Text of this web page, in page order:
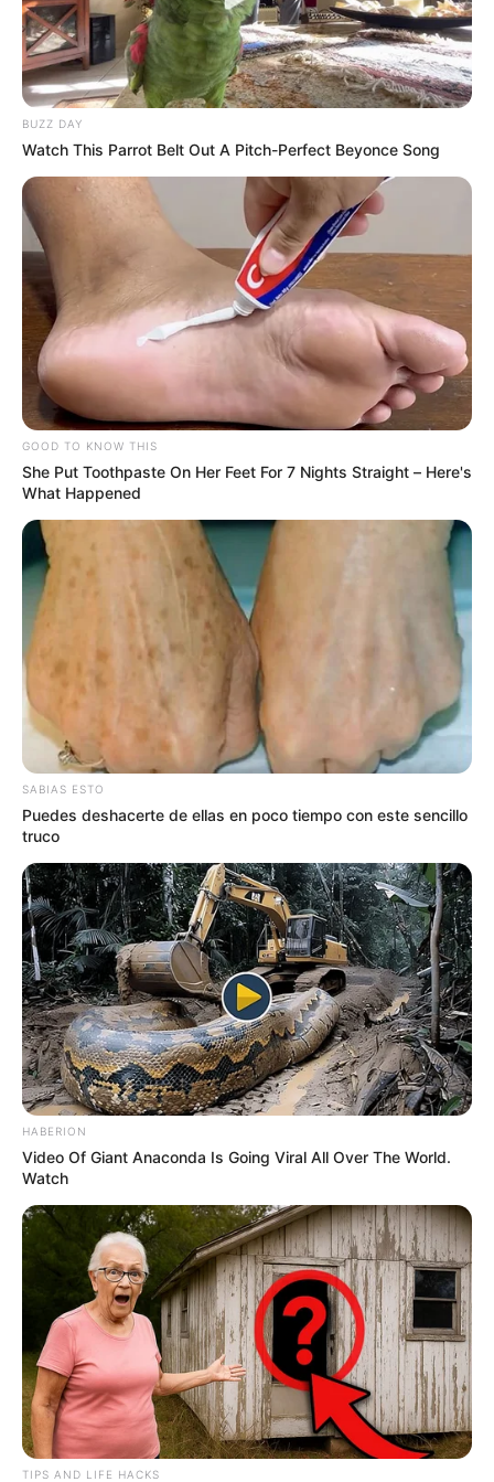
LURUACO
Luruaco enciende sus
fogones para celebrar la
versión 37 del Festival de
ATLÁNTICO
En Luruaco, Atlántico,
anuncian medidas para
Semana Santa:
restricciones al chupe y a
los picós
PLANES BARATOS PARA
PASAR EL FIN DE SEMANA
Luruaco, Atlántico se llena
de sabor con el Festival
LURUACO
invitan al Festival del
Dulce y al primer Festival
del Tamarindo en el sur
del Atlántico
MEDICAMENTOS
Luruaco por falta de
medicamentos: usuarios
se retirarían de la Nueva
EPS
NAVIDAD
Navidad en Arroyo de
Piedra, Atlántico, terminó
en una riña entre vecinos:
hay un muerto y cuatro
NOTICIAS BOLÍVAR
La ANI proyecta que el
Canal del Dique podría
pasar a fase de obras en
2026
LURUACO
En Luruaco, Atlántico,
denuncian que el PAE fue
BUZZ DAY
Watch This Parrot Belt Out A Pitch-Perfect Beyonce Song
GOOD TO KNOW THIS
She Put Toothpaste On Her Feet For 7 Nights Straight – Here's
What Happened
SABIAS ESTO
Puedes deshacerte de ellas en poco tiempo con este sencillo
truco
HABERION
Video Of Giant Anaconda Is Going Viral All Over The World.
Watch
TIPS AND LIFE HACKS